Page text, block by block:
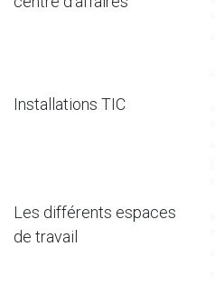
Installations TIC
Les différents espaces
de travail